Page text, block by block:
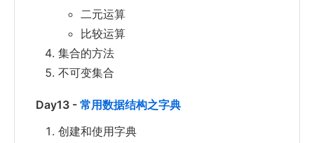
二元运算
比较运算
集合的方法
不可变集合
Day13 - 常用数据结构之字典
创建和使用字典